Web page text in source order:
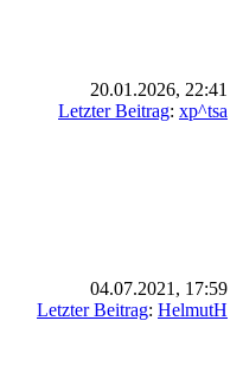
20.01.2026, 22:41
Letzter Beitrag: xp^tsa
04.07.2021, 17:59
Letzter Beitrag: HelmutH